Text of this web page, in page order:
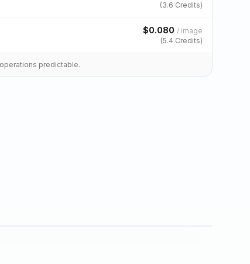
(3.6 Credits)
$0.080 / image
(5.4 Credits)
predictable.